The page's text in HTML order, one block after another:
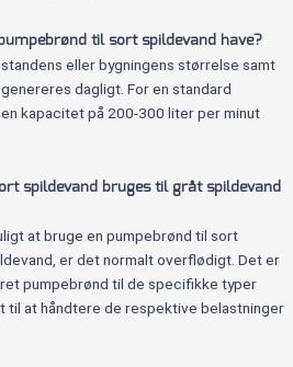
til sort spildevand have?
eller bygningens størrelse samt
dagligt. For en standard
kapacitet på 200-300 liter per minut
spildevand bruges til gråt spildevand
at bruge en pumpebrønd til sort
er det normalt overflødigt. Det er
pumpebrønd til de specifikke typer
til at håndtere de respektive belastninger